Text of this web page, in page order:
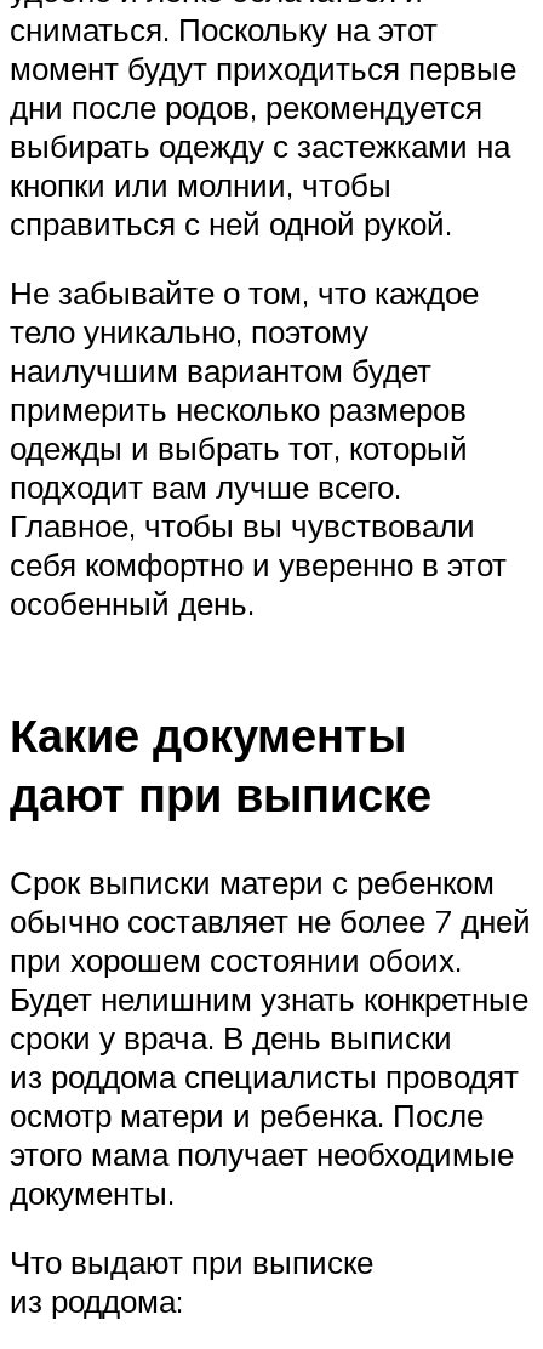
сниматься. Поскольку на этот
момент будут приходиться первые
дни после родов, рекомендуется
выбирать одежду с застежками на
кнопки или молнии, чтобы
справиться с ней одной рукой.
Не забывайте о том, что каждое
тело уникально, поэтому
наилучшим вариантом будет
примерить несколько размеров
одежды и выбрать тот, который
подходит вам лучше всего.
Главное, чтобы вы чувствовали
себя комфортно и уверенно в этот
особенный день.
Какие документы
дают при выписке
Срок выписки матери с ребенком
обычно составляет не более 7 дней
при хорошем состоянии обоих.
Будет нелишним узнать конкретные
сроки у врача. В день выписки
из роддома специалисты проводят
осмотр матери и ребенка. После
этого мама получает необходимые
документы.
Что выдают при выписке
из роддома: